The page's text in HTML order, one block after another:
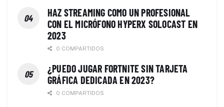
HAZ STREAMING COMO UN PROFESIONAL
CON EL MICRÓFONO HYPERX SOLOCAST EN
2023
0 COMPARTIDOS
¿PUEDO JUGAR FORTNITE SIN TARJETA
GRÁFICA DEDICADA EN 2023?
0 COMPARTIDOS